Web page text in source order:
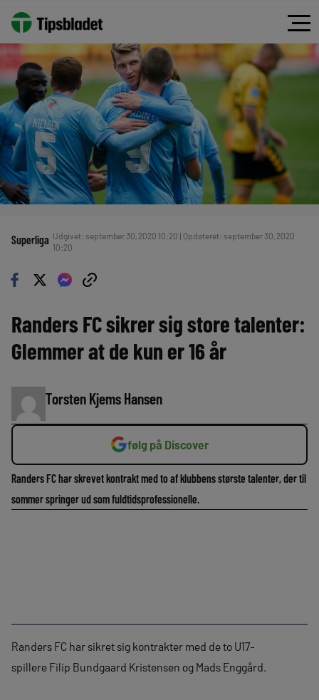
Superliga Udgivet: september 30, 2020 10:20 | Opdateret: september 30, 2020
10:20
Randers FC sikrer sig store talenter:
Glemmer at de kun er 16 år
Torsten Kjems Hansen
følg på Discover
Randers FC har skrevet kontrakt med to af klubbens største talenter, der til
sommer springer ud som fuldtidsprofessionelle.
Randers FC har sikret sig kontrakter med de to U17-
spillere Filip Bundgaard Kristensen og Mads Enggård.